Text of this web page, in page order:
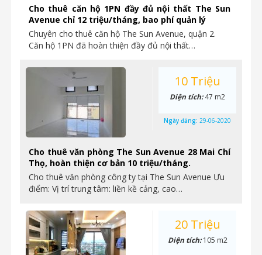
Cho thuê căn hộ 1PN đầy đủ nội thất The Sun
Avenue chỉ 12 triệu/tháng, bao phí quản lý
Chuyên cho thuê căn hộ The Sun Avenue, quận 2.
Căn hộ 1PN đã hoàn thiện đầy đủ nội thất…
Cho thuê văn phòng The Sun Avenue 28 Mai Chí
Thọ, hoàn thiện cơ bản 10 triệu/tháng.
Cho thuê văn phòng công ty tại The Sun Avenue Ưu
điểm: Vị trí trung tâm: liền kề cảng, cao…
10 Triệu
Diện tích:47 m2
Ngày đăng: 29-06-2020
20 Triệu
Diện tích:105 m2